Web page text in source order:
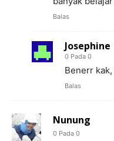
Balas
Josephine
0 Pada 0
Benerr
Balas
Nunung
0 Pada 0